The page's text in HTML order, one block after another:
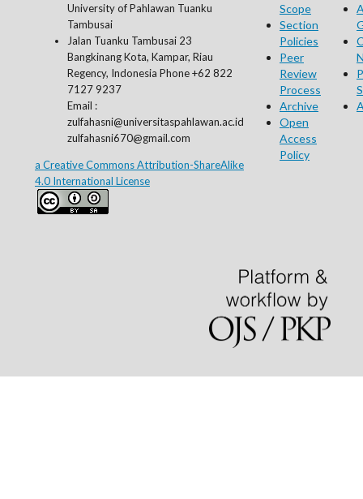
University of Pahlawan Tuanku
Tambusai
Jalan Tuanku Tambusai 23
Bangkinang Kota, Kampar, Riau
Regency, Indonesia Phone +62 822
7127 9237
Email :
zulfahasni@universitaspahlawan.ac.id
zulfahasni670@gmail.com
a Creative Commons Attribution-ShareAlike
4.0 International License
Scope
Section
Policies
Peer
Review
Process
Archive
Open
Access
Policy